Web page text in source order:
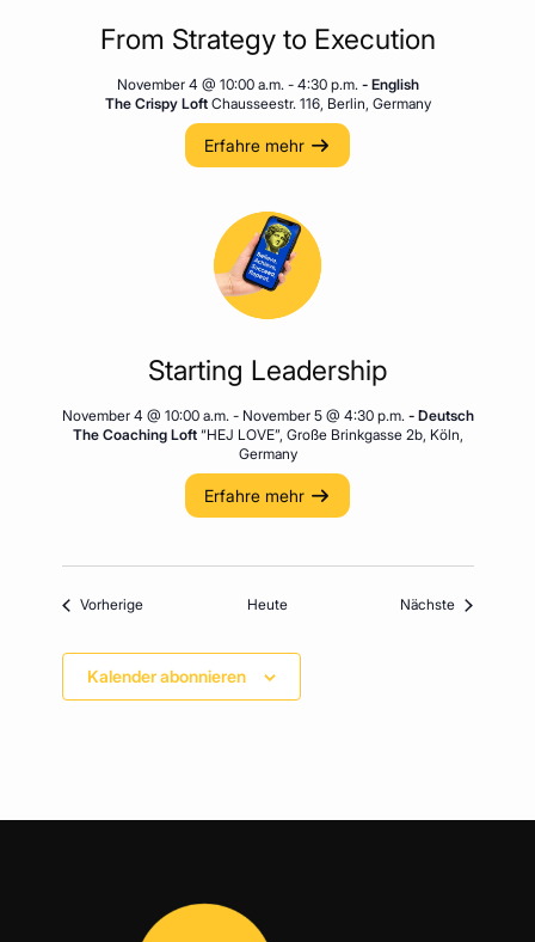
From Strategy to Execution
November 4 @ 10:00 a.m.- 4:30 p.m. - English
The Crispy Loft Chausseestr. 116, Berlin, Germany
Erfahre mehr
Starting Leadership
November 4 @ 10:00 a.m.- November 5 @ 4:30 p.m. - Deutsch
The Coaching Loft “HEJ LOVE”, Große Brinkgasse 2b, Köln,
Germany
Erfahre mehr
VorherigeVeranstaltungen Heute Nächste
Kalender abonnieren